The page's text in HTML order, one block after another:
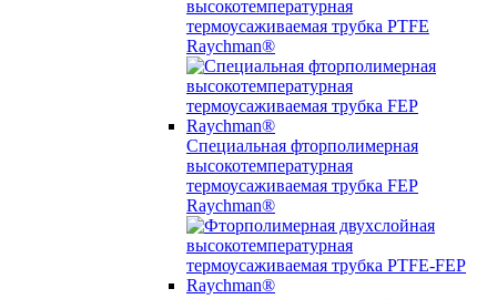
высокотемпературная
термоусаживаемая трубка PTFE
Raychman®
Специальная фторполимерная
высокотемпературная
термоусаживаемая трубка FEP
Raychman®